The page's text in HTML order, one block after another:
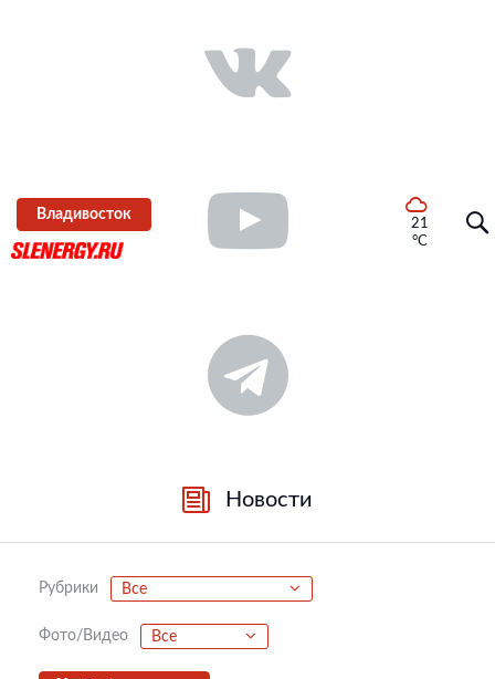
Владивосток
21
°C
Новости
Рубрики Все
Фото/Видео Все